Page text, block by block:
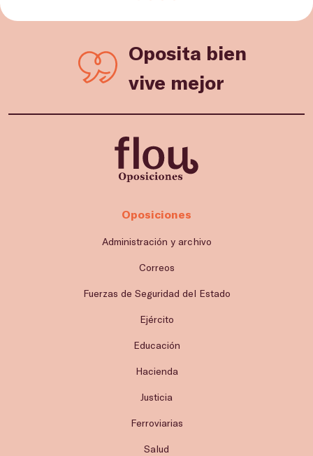
Oposita bien
vive mejor
Oposiciones
Administración y archivo
Correos
Fuerzas de Seguridad del Estado
Ejército
Educación
Hacienda
Justicia
Ferroviarias
Salud